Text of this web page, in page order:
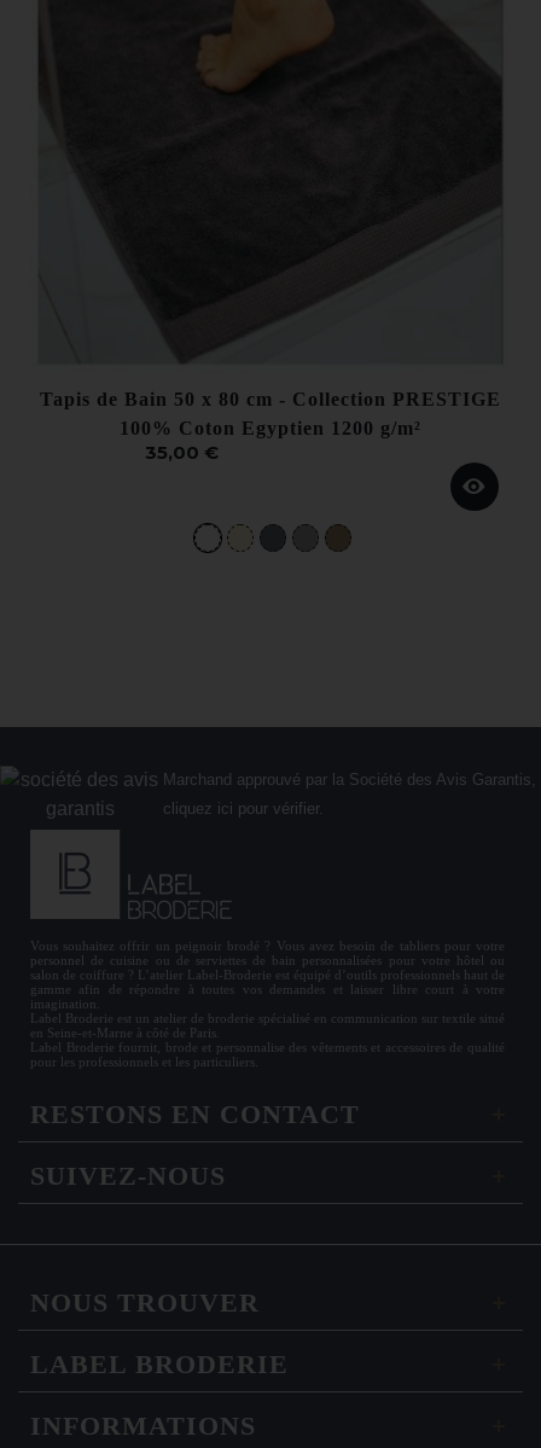
Tapis de Bain 50 x 80 cm - Collection PRESTIGE
100% Coton Egyptien 1200 g/m²
35,00 €
Marchand approuvé par la Société des Avis Garantis,
cliquez ici pour vérifier.
Vous souhaitez offrir un peignoir brodé ? Vous avez besoin de tabliers pour votre
personnel de cuisine ou de serviettes de bain personnalisées pour votre hôtel ou
salon de coiffure ? L’atelier Label-Broderie est équipé d’outils professionnels haut de
gamme afin de répondre à toutes vos demandes et laisser libre court à votre
imagination.
Label Broderie est un atelier de broderie spécialisé en communication sur textile situé
en Seine-et-Marne à côté de Paris.
Label Broderie fournit, brode et personnalise des vêtements et accessoires de qualité
pour les professionnels et les particuliers.
RESTONS EN CONTACT
SUIVEZ-NOUS
NOUS TROUVER
LABEL BRODERIE
INFORMATIONS